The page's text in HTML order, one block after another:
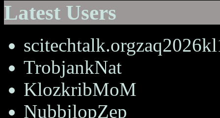
Latest Users
TrobjankNat
KlozkribMoM
NubbjlopZep